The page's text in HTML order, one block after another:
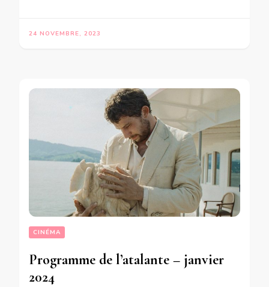
24 NOVEMBRE, 2023
CINÉMA
Programme de l’atalante – janvier
2024